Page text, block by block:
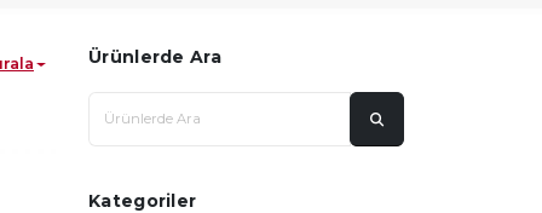
Ürünlerde Ara
Kategoriler